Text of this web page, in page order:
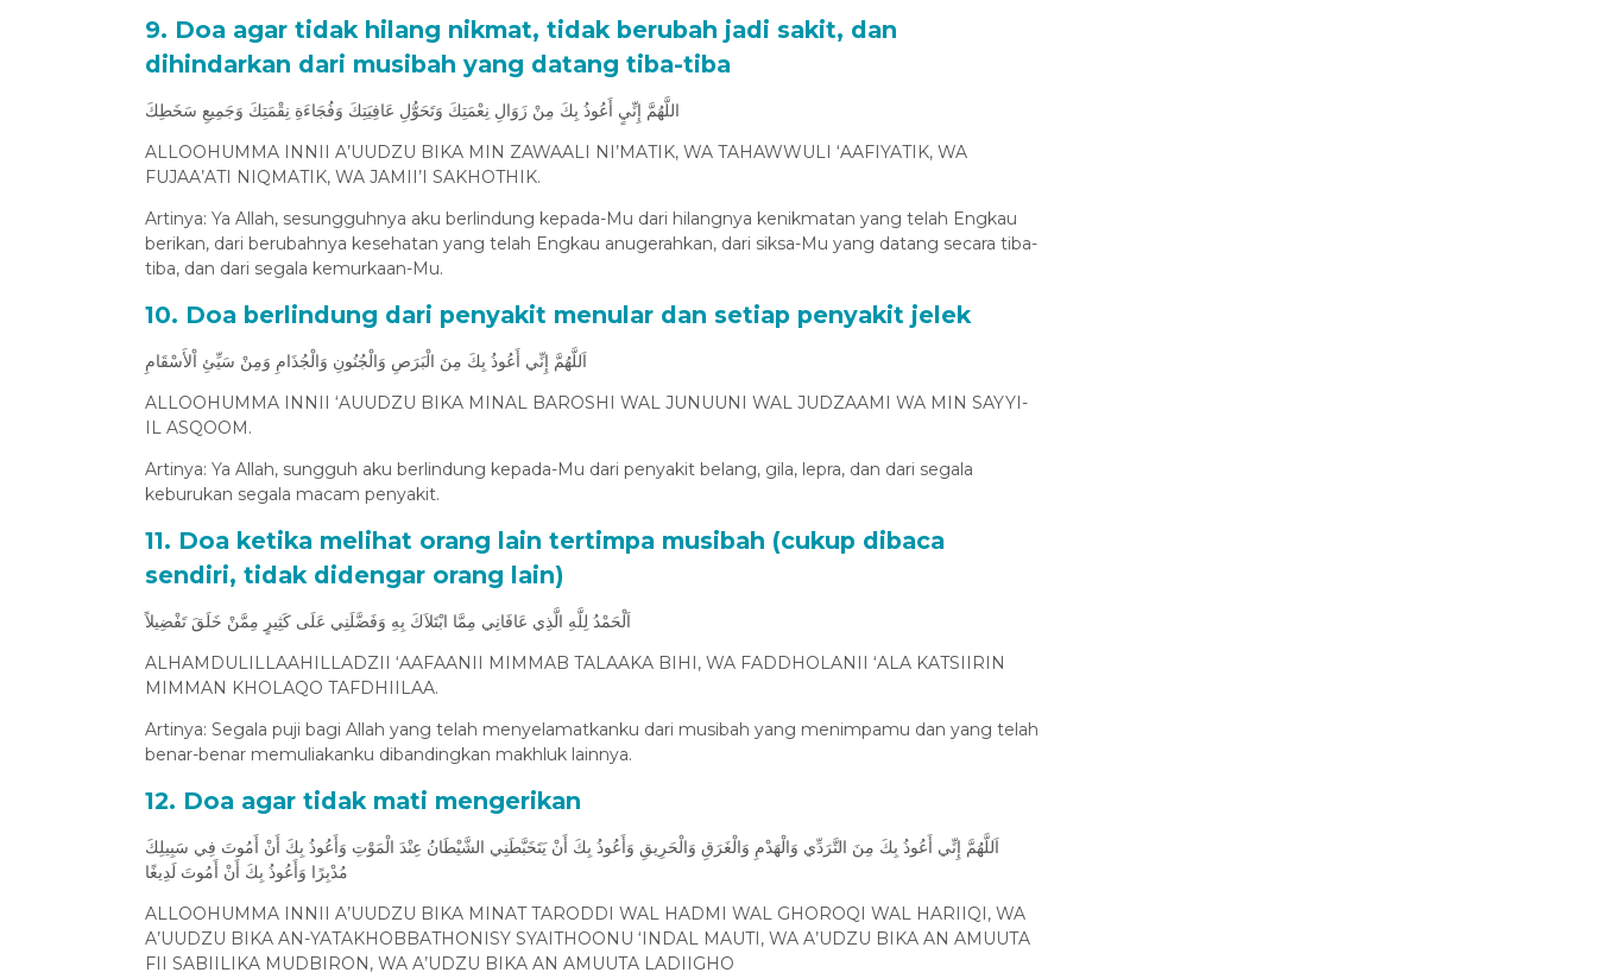
9. Doa agar tidak hilang nikmat, tidak berubah jadi sakit, dan
dihindarkan dari musibah yang datang tiba-tiba
اللَّهُمَّ إِنِّيٍ أَعُوذُ بِكَ مِنْ زَوَالِ نِعْمَتِكَ وَتَحَوُّلِ عَافِيَتِكَ وَفُجَاءَةِ نِقْمَتِكَ وَجَمِيعِ سَخَطِكَ
ALLOOHUMMA INNII A’UUDZU BIKA MIN ZAWAALI NI’MATIK, WA TAHAWWULI ‘AAFIYATIK, WA
FUJAA’ATI NIQMATIK, WA JAMII’I SAKHOTHIK.
Artinya: Ya Allah, sesungguhnya aku berlindung kepada-Mu dari hilangnya kenikmatan yang telah Engkau
berikan, dari berubahnya kesehatan yang telah Engkau anugerahkan, dari siksa-Mu yang datang secara tiba-
tiba, dan dari segala kemurkaan-Mu.
10. Doa berlindung dari penyakit menular dan setiap penyakit jelek
اَللَّهُمَّ إِنِّي أَعُوذُ بِكَ مِنَ الْبَرَصِ وَالْجُنُونِ وَالْجُذَامِ وَمِنْ سَيِّئِ اْلأَسْقَامِ
ALLOOHUMMA INNII ‘AUUDZU BIKA MINAL BAROSHI WAL JUNUUNI WAL JUDZAAMI WA MIN SAYYI-
IL ASQOOM.
Artinya: Ya Allah, sungguh aku berlindung kepada-Mu dari penyakit belang, gila, lepra, dan dari segala
keburukan segala macam penyakit.
11. Doa ketika melihat orang lain tertimpa musibah (cukup dibaca
sendiri, tidak didengar orang lain)
اَلْحَمْدُ لِلَّهِ الَّذِي عَافَانِي مِمَّا ابْتَلاَكَ بِهِ وَفَضَّلَنِي عَلَى كَثِيرٍ مِمَّنْ خَلَقَ تَفْضِيلاً
ALHAMDULILLAAHILLADZII ‘AAFAANII MIMMAB TALAAKA BIHI, WA FADDHOLANII ‘ALA KATSIIRIN
MIMMAN KHOLAQO TAFDHIILAA.
Artinya: Segala puji bagi Allah yang telah menyelamatkanku dari musibah yang menimpamu dan yang telah
benar-benar memuliakanku dibandingkan makhluk lainnya.
12. Doa agar tidak mati mengerikan
اَللَّهُمَّ إِنِّي أَعُوذُ بِكَ مِنَ التَّرَدِّي وَالْهَدْمِ وَالْغَرَقِ وَالْحَرِيقِ وَأَعُوذُ بِكَ أَنْ يَتَخَبَّطَنِي الشَّيْطَانُ عِنْدَ الْمَوْتِ وَأَعُوذُ بِكَ أَنْ أَمُوتَ فِي سَبِيلِكَ
مُدْبِرًا وَأَعُوذُ بِكَ أَنْ أَمُوتَ لَدِيغًا
ALLOOHUMMA INNII A’UUDZU BIKA MINAT TARODDI WAL HADMI WAL GHOROQI WAL HARIIQI, WA
A’UUDZU BIKA AN-YATAKHOBBATHONISY SYAITHOONU ‘INDAL MAUTI, WA A’UDZU BIKA AN AMUUTA
FII SABIILIKA MUDBIRON, WA A’UDZU BIKA AN AMUUTA LADIIGHO